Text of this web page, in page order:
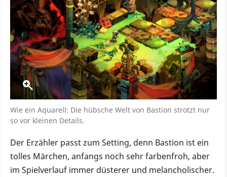
Wie ein Aquarell: Die hübsche Welt von Bastion strotzt nur
so vor kleinen Details.
Der Erzähler passt zum Setting, denn Bastion ist ein
tolles Märchen, anfangs noch sehr farbenfroh, aber
im Spielverlauf immer düsterer und melancholischer.